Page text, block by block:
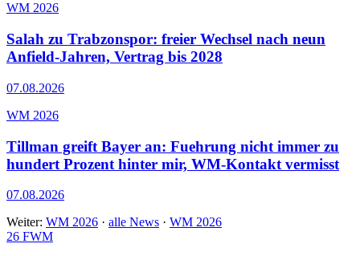
WM 2026
Salah zu Trabzonspor: freier Wechsel nach neun
Anfield-Jahren, Vertrag bis 2028
07.08.2026
WM 2026
Tillman greift Bayer an: Fuehrung nicht immer zu
hundert Prozent hinter mir, WM-Kontakt vermisst
07.08.2026
Weiter: WM 2026 · alle News · WM 2026
26 FWM